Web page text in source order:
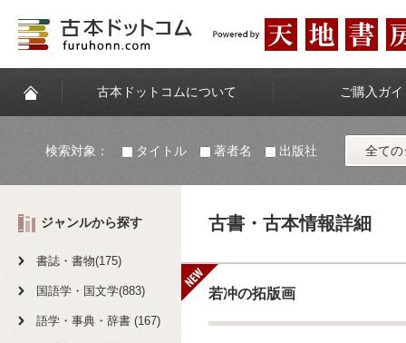
古本ドットコムについて ご購入ガ
検索対象： タイトル 著者名 出版社 全て
ジャンルから探す
書誌・書物(175)
国語学・国文学(883)
語学・事典・辞書 (167)
古書・古本情報詳細
若冲の拓版画